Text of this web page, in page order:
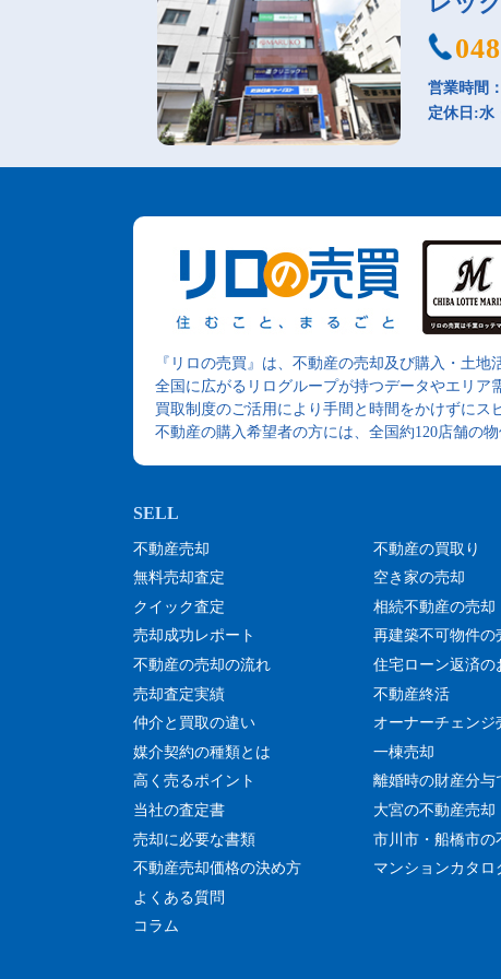
営業時間
定休日:水
『リロの売買』は、不動産の売却及び購入・土地
全国に広がるリログループが持つデータやエリア
買取制度のご活用により手間と時間をかけずにス
不動産の購入希望者の方には、全国約120店舗の
不動産売却
無料売却査定
クイック査定
売却成功レポート
不動産の売却の流れ
売却査定実績
仲介と買取の違い
媒介契約の種類とは
高く売るポイント
当社の査定書
売却に必要な書類
不動産売却価格の決め方
よくある質問
コラム
不動産の買取り
空き家の売却
相続不動産の売却
再建築不可物件の
住宅ローン返済の
不動産終活
オーナーチェンジ
一棟売却
離婚時の財産分与
大宮の不動産売却
市川市・船橋市の
マンションカタロ